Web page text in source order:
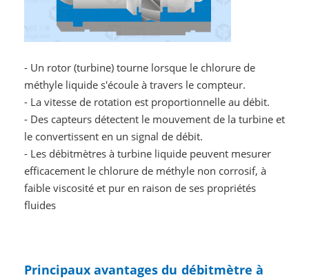
- Un rotor (turbine) tourne lorsque le chlorure de
méthyle liquide s'écoule à travers le compteur.
- La vitesse de rotation est proportionnelle au débit.
- Des capteurs détectent le mouvement de la turbine et
le convertissent en un signal de débit.
- Les débitmètres à turbine liquide peuvent mesurer
efficacement le chlorure de méthyle non corrosif, à
faible viscosité et pur en raison de ses propriétés
fluides
Principaux avantages du débitmètre à